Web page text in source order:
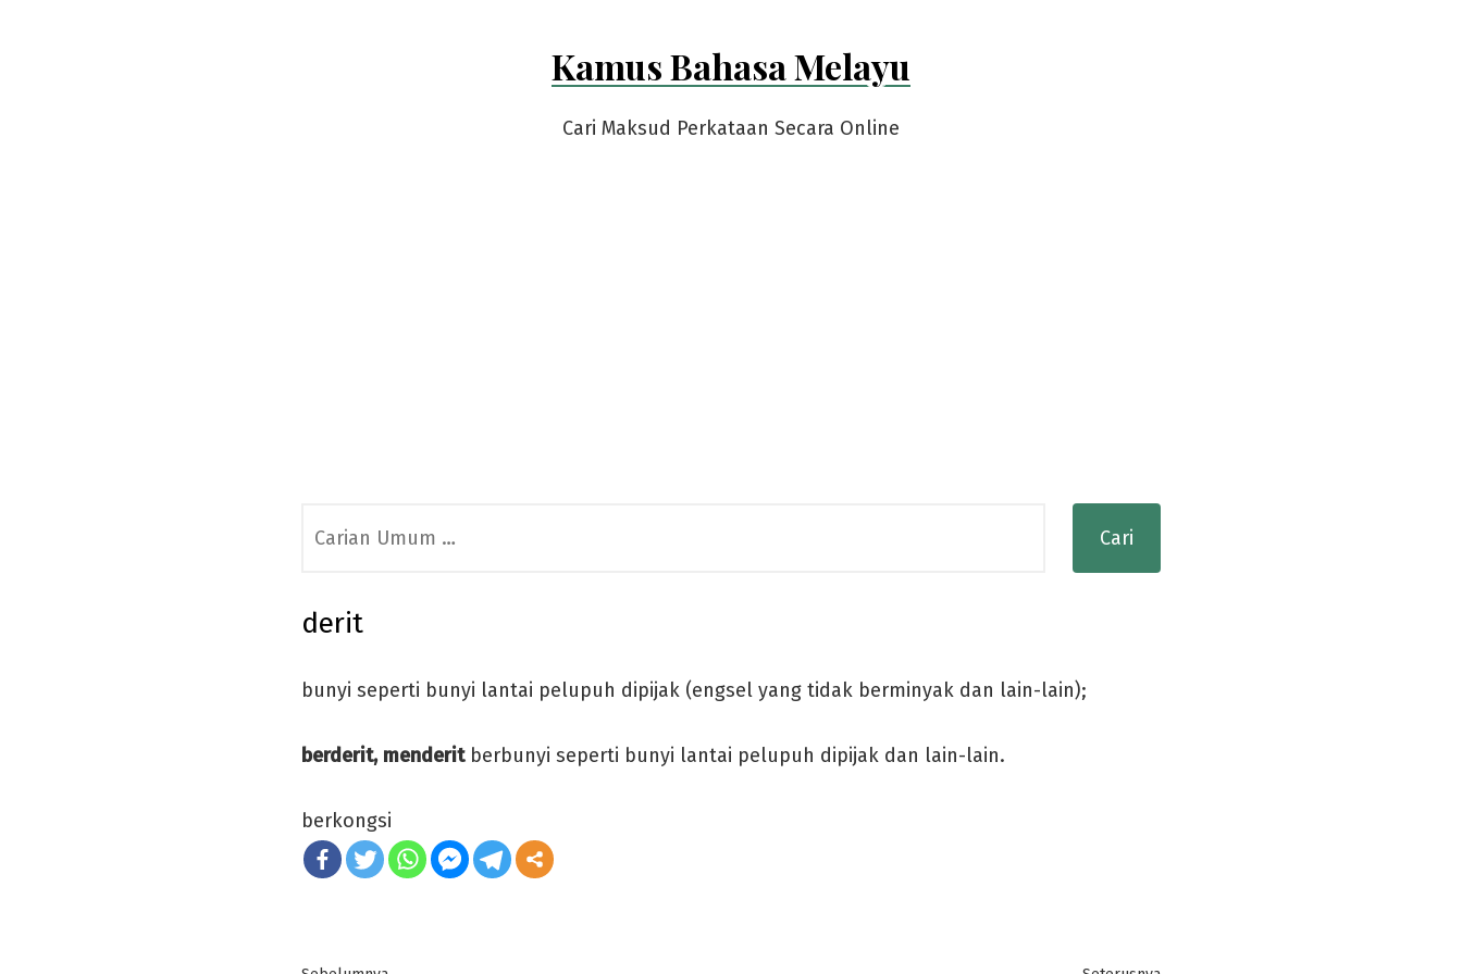
Kamus Bahasa Melayu
Cari Maksud Perkataan Secara Online
for:
derit
bunyi seperti bunyi lantai pelupuh dipijak (engsel yang tidak berminyak dan lain-lain);
berderit, menderitberbunyi seperti bunyi lantai pelupuh dipijak dan lain-lain.
berkongsi